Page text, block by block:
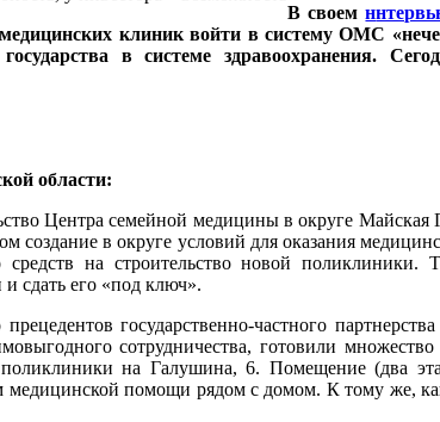
В своемн
клиник войти в систему ОМС
в системе здравоохранения.
области:
Центра семейной медицины в округе Майская
создание в округе условий для оказания
на строительство новой поликлиники.
сдать его «под ключ».
государственно-частного
сотрудничества, готовили
на Галушина, 6. Помещение (два
медицинской помощи рядом с домом. К тому же,